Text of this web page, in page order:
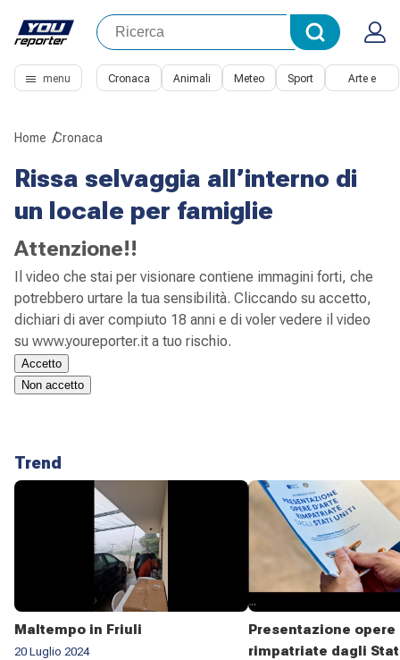
menu Cronaca Animali Meteo Sport Arte e
Home Cronaca
Rissa selvaggia all’interno di
un locale per famiglie
Attenzione!!
Il video che stai per visionare contiene immagini forti, che
potrebbero urtare la tua sensibilità. Cliccando su accetto,
dichiari di aver compiuto 18 anni e di voler vedere il video
su www.youreporter.it a tuo rischio.
Accetto
Non accetto
Trend
Maltempo in Friuli
20 Luglio 2024
Presentazione opere
rimpatriate dagli